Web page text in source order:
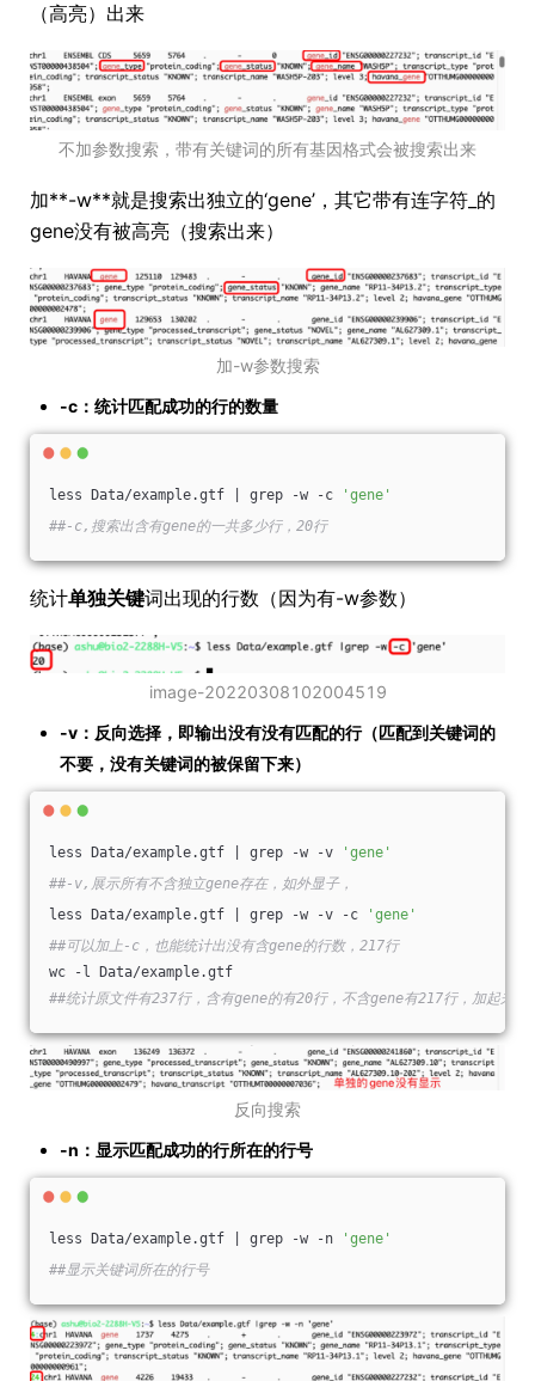
（高亮）出来
不加参数搜索，带有关键词的所有基因格式会被搜索出来
加**-w**就是搜索出独立的‘gene’，其它带有连字符_的
gene没有被高亮（搜索出来）
加-w参数搜索
-c：统计匹配成功的行的数量
less Data/example.gtf | grep -w -c
'gene'
##-c,搜索出含有gene的一共多少行，20行
统计单独关键词出现的行数（因为有-w参数）
image-20220308102004519
-v：反向选择，即输出没有没有匹配的行（匹配到关键词的
不要，没有关键词的被保留下来）
less Data/example.gtf | grep -w -v
'gene'
##-v,展示所有不含独立gene存在，如外显子，
less Data/example.gtf | grep -w -v -c
'gene'
##可以加上-c，也能统计出没有含gene的行数，217行
wc -l Data/example.gtf
##统计原文件有237行，含有gene的有20行，不含gene有217行，加起来一
反向搜索
-n：显示匹配成功的行所在的行号
less Data/example.gtf | grep -w -n
'gene'
##显示关键词所在的行号